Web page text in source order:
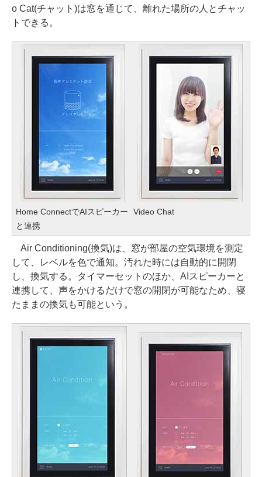
o Cat(チャット)は窓を通じて、離れた場所の人とチャッ
トできる。
Home ConnectでAIスピーカー
と連携
Video Chat
Air Conditioning(換気)は、窓が部屋の空気環境を測定
して、レベルを色で通知。汚れた時には自動的に開閉
し、換気する。タイマーセットのほか、AIスピーカーと
連携して、声をかけるだけで窓の開閉が可能なため、寝
たままの換気も可能という。